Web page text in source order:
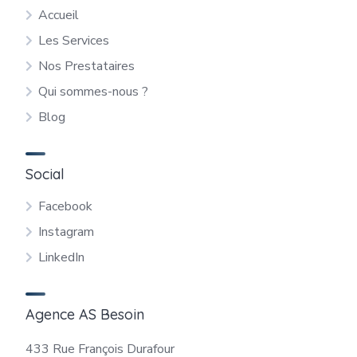
Accueil
Les Services
Nos Prestataires
Qui sommes-nous ?
Blog
Social
Facebook
Instagram
LinkedIn
Agence AS Besoin
433 Rue François Durafour